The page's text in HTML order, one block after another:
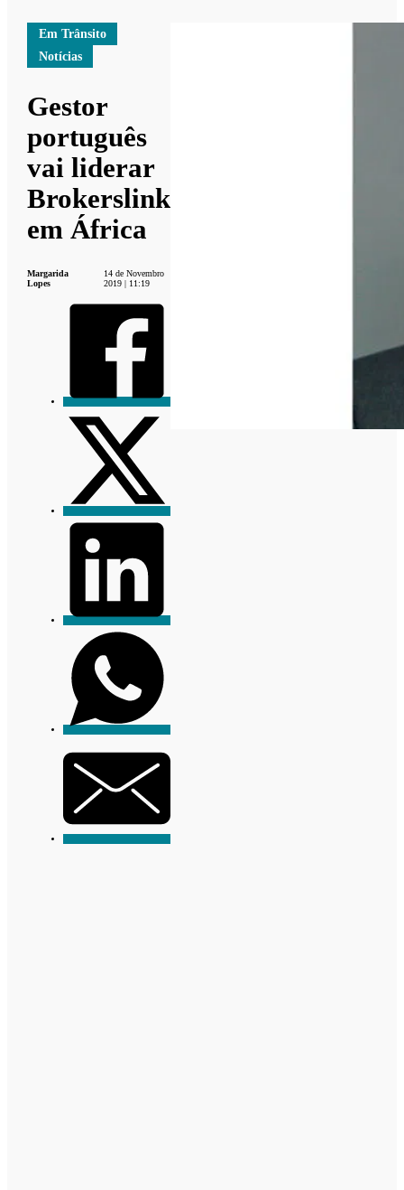
Em Trânsito
Notícias
Gestor
português
vai liderar
Brokerslink
em África
Margarida
Lopes
14 de Novembro
2019 | 11:19